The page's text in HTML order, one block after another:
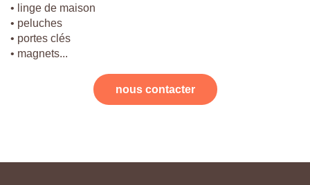
• linge de maison
• peluches
• portes clés
• magnets...
nous contacter